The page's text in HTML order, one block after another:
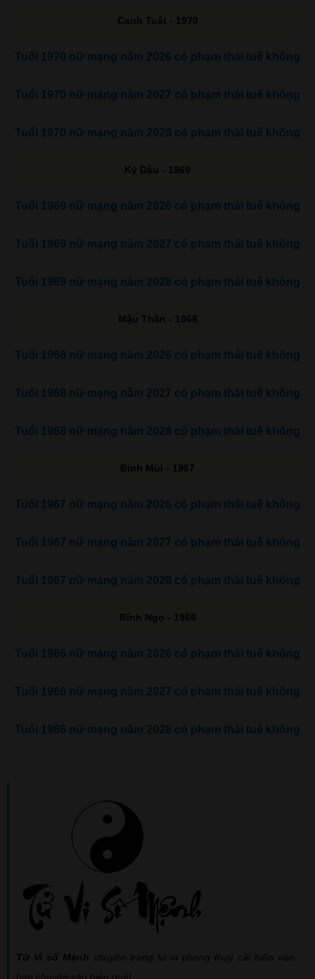
Canh Tuất - 1970
Tuổi 1970 nữ mạng năm 2026 có phạm thái tuế không
Tuổi 1970 nữ mạng năm 2027 có phạm thái tuế không
Tuổi 1970 nữ mạng năm 2028 có phạm thái tuế không
Kỷ Dậu - 1969
Tuổi 1969 nữ mạng năm 2026 có phạm thái tuế không
Tuổi 1969 nữ mạng năm 2027 có phạm thái tuế không
Tuổi 1969 nữ mạng năm 2028 có phạm thái tuế không
Mậu Thân - 1968
Tuổi 1968 nữ mạng năm 2026 có phạm thái tuế không
Tuổi 1968 nữ mạng năm 2027 có phạm thái tuế không
Tuổi 1968 nữ mạng năm 2028 có phạm thái tuế không
Đinh Mùi - 1967
Tuổi 1967 nữ mạng năm 2026 có phạm thái tuế không
Tuổi 1967 nữ mạng năm 2027 có phạm thái tuế không
Tuổi 1967 nữ mạng năm 2028 có phạm thái tuế không
Bính Ngọ - 1966
Tuổi 1966 nữ mạng năm 2026 có phạm thái tuế không
Tuổi 1966 nữ mạng năm 2027 có phạm thái tuế không
Tuổi 1966 nữ mạng năm 2028 có phạm thái tuế không
Tử Vi số Mệnh chuyên trang tử vi phong thuỷ cải biến vận
hạn chuyên sâu hiệu quả!